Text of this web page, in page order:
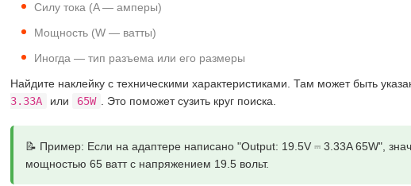
Силу тока (A — амперы)
Мощность (W — ватты)
Иногда — тип разъема или его размеры
Найдите наклейку с техническими характеристиками. Там может быть
3.33A
или 65W . Это поможет сузить круг поиска.
📝 Пример: Если на адаптере написано "Output: 19.5V ⎓ 3.33A 65W",
мощностью 65 ватт с напряжением 19.5 вольт.